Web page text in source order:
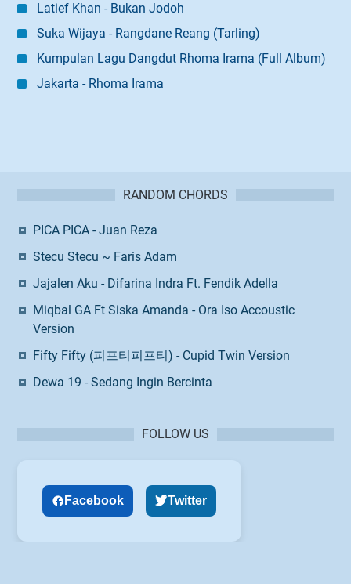
Latief Khan - Bukan Jodoh
Suka Wijaya - Rangdane Reang (Tarling)
Kumpulan Lagu Dangdut Rhoma Irama (Full Album)
Jakarta - Rhoma Irama
RANDOM CHORDS
PICA PICA - Juan Reza
Stecu Stecu ~ Faris Adam
Jajalen Aku - Difarina Indra Ft. Fendik Adella
Miqbal GA Ft Siska Amanda - Ora Iso Accoustic
Version
Fifty Fifty (피프티피프티) - Cupid Twin Version
Dewa 19 - Sedang Ingin Bercinta
FOLLOW US
Facebook Twitter